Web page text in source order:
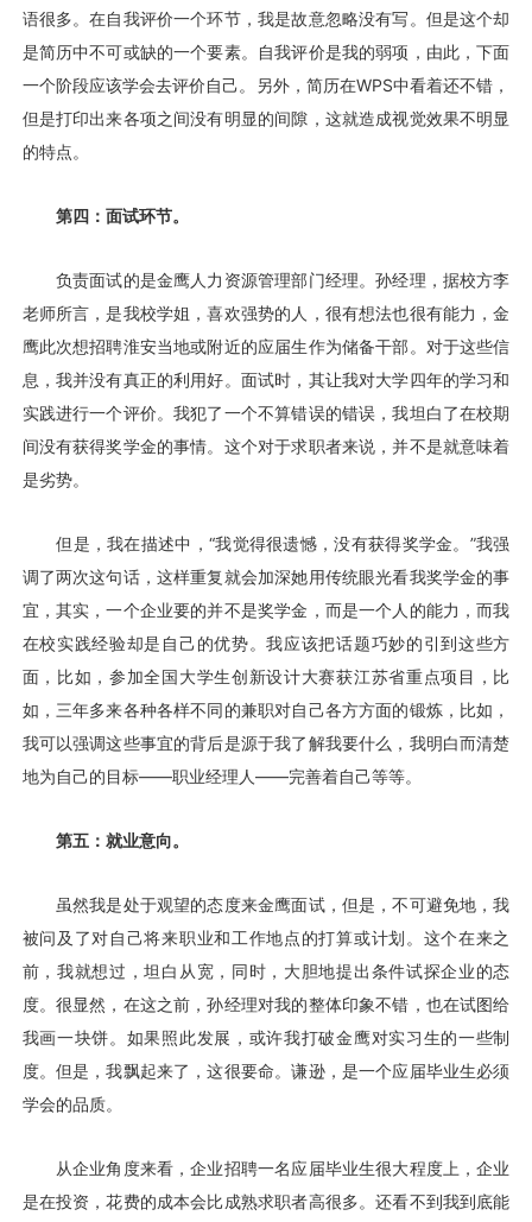
语很多。在自我评价一个环节，我是故意忽略没有写。但是这个却
是简历中不可或缺的一个要素。自我评价是我的弱项，由此，下面
一个阶段应该学会去评价自己。另外，简历在WPS中看着还不错，
但是打印出来各项之间没有明显的间隙，这就造成视觉效果不明显
的特点。
第四：面试环节。
负责面试的是金鹰人力资源管理部门经理。孙经理，据校方李
老师所言，是我校学姐，喜欢强势的人，很有想法也很有能力，金
鹰此次想招聘淮安当地或附近的应届生作为储备干部。对于这些信
息，我并没有真正的利用好。面试时，其让我对大学四年的学习和
实践进行一个评价。我犯了一个不算错误的错误，我坦白了在校期
间没有获得奖学金的事情。这个对于求职者来说，并不是就意味着
是劣势。
但是，我在描述中，“我觉得很遗憾，没有获得奖学金。”我强
调了两次这句话，这样重复就会加深她用传统眼光看我奖学金的事
宜，其实，一个企业要的并不是奖学金，而是一个人的能力，而我
在校实践经验却是自己的优势。我应该把话题巧妙的引到这些方
面，比如，参加全国大学生创新设计大赛获江苏省重点项目，比
如，三年多来各种各样不同的兼职对自己各方方面的锻炼，比如，
我可以强调这些事宜的背后是源于我了解我要什么，我明白而清楚
地为自己的目标——职业经理人——完善着自己等等。
第五：就业意向。
虽然我是处于观望的态度来金鹰面试，但是，不可避免地，我
被问及了对自己将来职业和工作地点的打算或计划。这个在来之
前，我就想过，坦白从宽，同时，大胆地提出条件试探企业的态
度。很显然，在这之前，孙经理对我的整体印象不错，也在试图给
我画一块饼。如果照此发展，或许我打破金鹰对实习生的一些制
度。但是，我飘起来了，这很要命。谦逊，是一个应届毕业生必须
学会的品质。
从企业角度来看，企业招聘一名应届毕业生很大程度上，企业
是在投资，花费的成本会比成熟求职者高很多。还看不到我到底能